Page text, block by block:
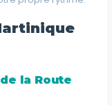
la Route